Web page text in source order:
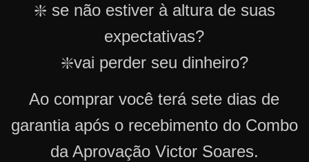
❇️ se não estiver à altura de suas
expectativas?
❇️vai perder seu dinheiro?
Ao comprar você terá sete dias de
garantia após o recebimento do Combo
da Aprovação Victor Soares.